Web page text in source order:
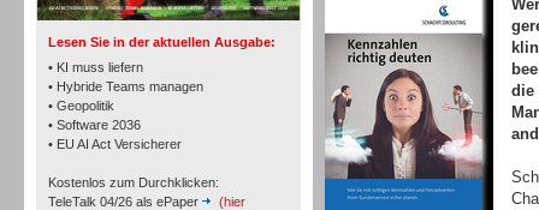
Lesen Sie in der aktuellen Ausgabe:
• KI muss liefern
• Hybride Teams managen
• Geopolitik
• Software 2036
• EU AI Act Versicherer
Kostenlos zum Durchklicken:
TeleTalk 04/26 als ePaper
(hier
Workforce-Management
die